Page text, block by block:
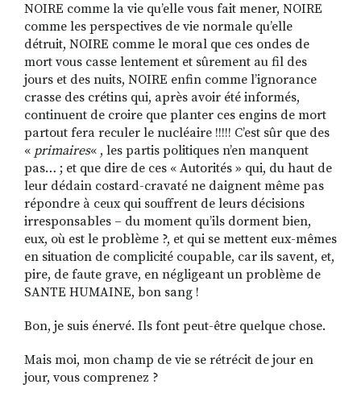
NOIRE comme la vie qu’elle vous fait mener, NOIRE
comme les perspectives de vie normale qu’elle
détruit, NOIRE comme le moral que ces ondes de
mort vous casse lentement et sûrement au fil des
jours et des nuits, NOIRE enfin comme l’ignorance
crasse des crétins qui, après avoir été informés,
continuent de croire que planter ces engins de mort
partout fera reculer le nucléaire !!!!! C’est sûr que des
« primaires« , les partis politiques n’en manquent
pas… ; et que dire de ces « Autorités » qui, du haut de
leur dédain costard-cravaté ne daignent même pas
répondre à ceux qui souffrent de leurs décisions
irresponsables – du moment qu’ils dorment bien,
eux, où est le problème ?, et qui se mettent eux-mêmes
en situation de complicité coupable, car ils savent, et,
pire, de faute grave, en négligeant un problème de
SANTE HUMAINE, bon sang !
Bon, je suis énervé. Ils font peut-être quelque chose.
Mais moi, mon champ de vie se rétrécit de jour en
jour, vous comprenez ?